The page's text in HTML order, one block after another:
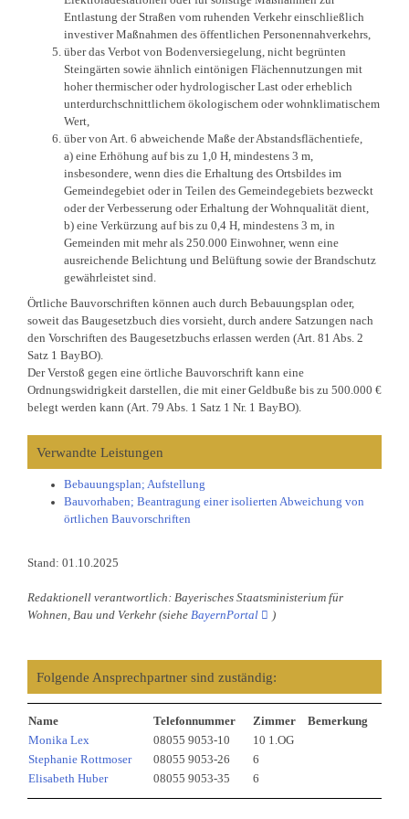
Entlastung der Straßen vom ruhenden Verkehr einschließlich
investiver Maßnahmen des öffentlichen Personennahverkehrs,
über das Verbot von Bodenversiegelung, nicht begrünten
Steingärten sowie ähnlich eintönigen Flächennutzungen mit
hoher thermischer oder hydrologischer Last oder erheblich
unterdurchschnittlichem ökologischem oder wohnklimatischem
Wert,
über von Art. 6 abweichende Maße der Abstandsflächentiefe,
a) eine Erhöhung auf bis zu 1,0 H, mindestens 3 m,
insbesondere, wenn dies die Erhaltung des Ortsbildes im
Gemeindegebiet oder in Teilen des Gemeindegebiets bezweckt
oder der Verbesserung oder Erhaltung der Wohnqualität dient,
b) eine Verkürzung auf bis zu 0,4 H, mindestens 3 m, in
Gemeinden mit mehr als 250.000 Einwohner, wenn eine
ausreichende Belichtung und Belüftung sowie der Brandschutz
gewährleistet sind.
Örtliche Bauvorschriften können auch durch Bebauungsplan oder,
soweit das Baugesetzbuch dies vorsieht, durch andere Satzungen nach
den Vorschriften des Baugesetzbuchs erlassen werden (Art. 81 Abs. 2
Satz 1 BayBO).
Der Verstoß gegen eine örtliche Bauvorschrift kann eine
Ordnungswidrigkeit darstellen, die mit einer Geldbuße bis zu 500.000 €
belegt werden kann (Art. 79 Abs. 1 Satz 1 Nr. 1 BayBO).
Verwandte Leistungen
Bebauungsplan; Aufstellung
Bauvorhaben; Beantragung einer isolierten Abweichung von
örtlichen Bauvorschriften
Stand: 01.10.2025
Redaktionell verantwortlich: Bayerisches Staatsministerium für
Wohnen, Bau und Verkehr (siehe BayernPortal )
Folgende Ansprechpartner sind zuständig:
Name Telefonnummer Zimmer
Bemerkung
Monika Lex
08055 9053-10
10 1.OG
Stephanie Rottmoser
08055 9053-26
6
Elisabeth Huber
08055 9053-35 6